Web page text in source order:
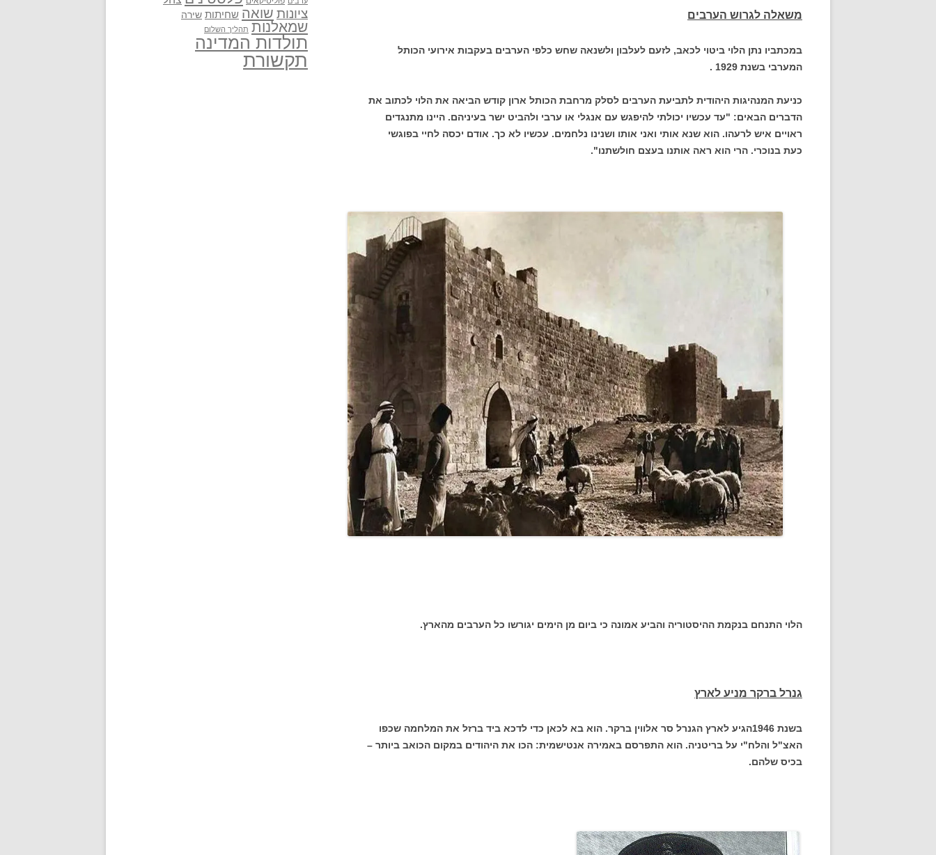
משאלה לגרוש הערבים
במכתביו נתן הלוי ביטוי לכאב, לזעם לעלבון ולשנאה שחש כלפי הערבים בעקבות אירועי הכותל
המערבי בשנת 1929 .
כניעת המנהיגות היהודית לתביעת הערבים לסלק מרחבת הכותל ארון קודש הביאה את הלוי לכתוב את
הדברים הבאים: "עד עכשיו יכולתי להיפגש עם אנגלי או ערבי ולהביט ישר בעיניהם. היינו מתנגדים
ראויים איש לרעהו. הוא שנא אותי ואני אותו ושנינו נלחמים. עכשיו לא כך. אודם יכסה לחיי בפוגשי
כעת בנוכרי. הרי הוא ראה אותנו בעצם חולשתנו".
הלוי התנחם בנקמת ההיסטוריה והביע אמונה כי ביום מן הימים יגורשו כל הערבים מהארץ.
גנרל ברקר מניע לארץ
בשנת 1946הגיע לארץ הגנרל סר אלווין ברקר. הוא בא לכאן כדי לדכא ביד ברזל את המלחמה שכפו
האצ"ל והלח"י על בריטניה. הוא התפרסם באמירה אנטישמית: הכו את היהודים במקום הכואב ביותר –
בכיס שלהם.
ציונות שואה שחיתות שירה
שמאלנות תהליך השלום
תולדות המדינה
תקשורת